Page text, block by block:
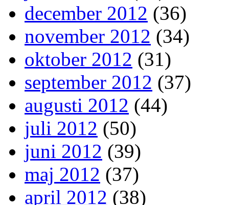
december 2012 (36)
november 2012 (34)
oktober 2012 (31)
september 2012 (37)
augusti 2012 (44)
juli 2012 (50)
juni 2012 (39)
maj 2012 (37)
april 2012 (38)